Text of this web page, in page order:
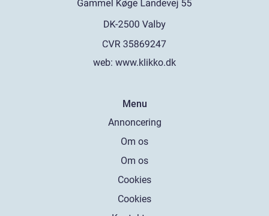
web: www.klikko.dk
Menu
Annoncering
Om os
Om os
Cookies
Cookies